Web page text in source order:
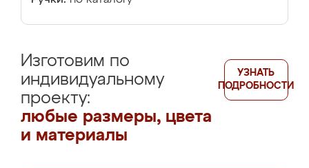
Изготовим по
индивидуальному
проекту:
любые размеры, цвета
и материалы
УЗНАТЬ
ПОДРОБНОСТИ